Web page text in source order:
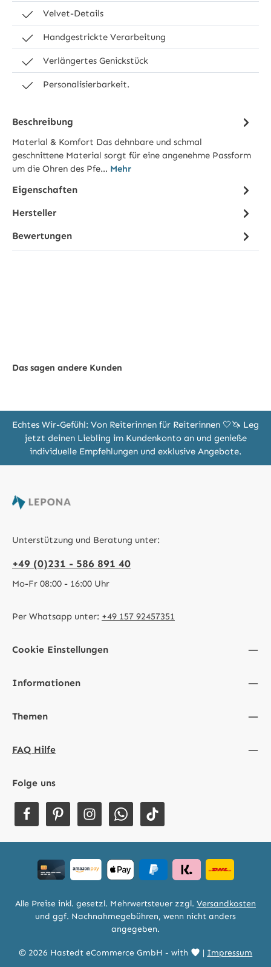
Velvet-Details
Handgestrickte Verarbeitung
Verlängertes Genickstück
Personalisierbarkeit.
Beschreibung
Material & Komfort Das dehnbare und schmal
geschnittene Material sorgt für eine angenehme Passform
um die Ohren des Pfe… Mehr
Eigenschaften
Hersteller
Bewertungen
Das sagen andere Kunden
Echtes Wir-Gefühl: Von Reiterinnen für Reiterinnen 🤍🦄 Leg
jetzt deinen Liebling im Kundenkonto an und genieße
individuelle Empfehlungen und exklusive Angebote.
Unterstützung und Beratung unter:
+49 (0)231 - 586 891 40
Mo-Fr 08:00 - 16:00 Uhr
Per Whatsapp unter: +49 157 92457351
Cookie Einstellungen
Informationen
Themen
FAQ Hilfe
Folge uns
© 2026 Hastedt eCommerce GmbH - with | Impressum
Alle Preise inkl. gesetzl. Mehrwertsteuer zzgl. Versandkosten
und ggf. Nachnahmegebühren, wenn nicht anders
angegeben.